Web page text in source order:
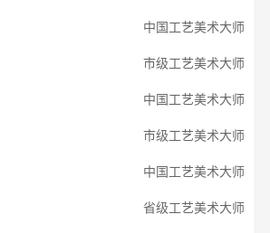
中国工艺美术大师
市级工艺美术大师
中国工艺美术大师
市级工艺美术大师
中国工艺美术大师
省级工艺美术大师